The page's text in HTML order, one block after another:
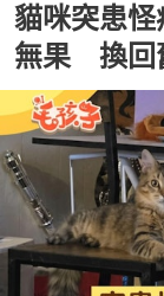
貓咪突患
無果 換回